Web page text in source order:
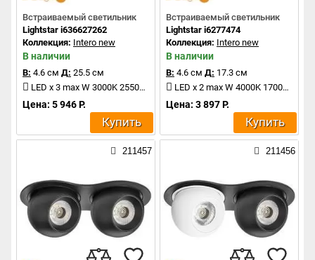
Встраиваемый светильник
Lightstar i636627262
Коллекция: Intero new
В наличии
В: 4.6 см Д: 25.5 см
LED x 3 max W 3000K 2550Lm
Цена: 5 946 Р.
Купить
Встраиваемый светильник
Lightstar i6277474
Коллекция: Intero new
В наличии
В: 4.6 см Д: 17.3 см
LED x 2 max W 4000K 1700Lm
Цена: 3 897 Р.
Купить
211457 211456